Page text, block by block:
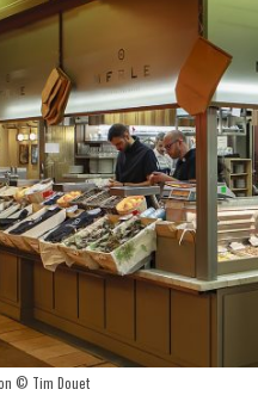
© Tim Douet